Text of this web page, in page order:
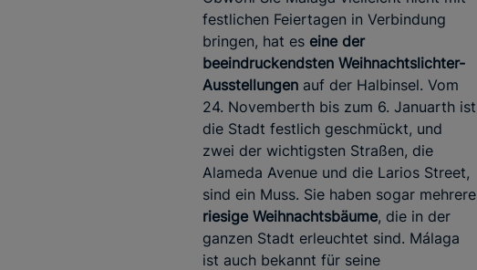
festlichen Feiertagen in Verbindung
bringen, hat es eine der
beeindruckendsten Weihnachtslichter-
Ausstellungen auf der Halbinsel. Vom
24. Novemberth bis zum 6. Januarth ist
die Stadt festlich geschmückt, und
zwei der wichtigsten Straßen, die
Alameda Avenue und die Larios Street,
sind ein Muss. Sie haben sogar mehrere
riesige Weihnachtsbäume, die in der
ganzen Stadt erleuchtet sind. Málaga
ist auch bekannt für seine